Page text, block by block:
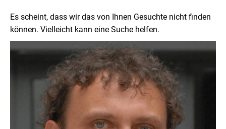
Es scheint, dass wir das von Ihnen Gesuchte nicht finden
können. Vielleicht kann eine Suche helfen.